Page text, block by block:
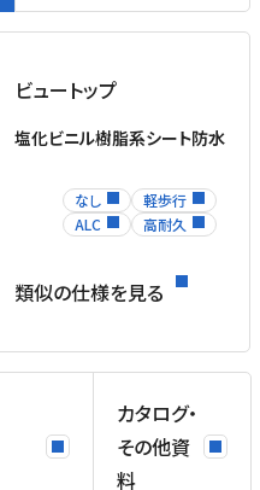
ビュートップ
塩化ビニル樹脂系シート防水
なし
軽歩行
ALC
高耐久
類似の仕様を見る
カタログ・
その他資
料